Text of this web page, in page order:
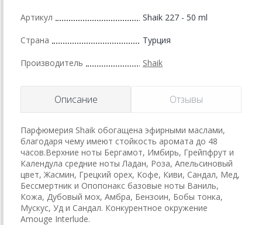
Артикул Shaik 227 - 50 ml
Страна Турция
Производитель Shaik
Описание Отзывы
Парфюмерия Shaik обогащена эфирными маслами,
благодаря чему имеют стойкость аромата до 48
часов.Верхние ноты Бергамот, Имбирь, Грейпфрут и
Календула средние ноты Ладан, Роза, Апельсиновый
цвет, Жасмин, Грецкий орех, Кофе, Киви, Сандал, Мед,
Бессмертник и Опопонакс базовые ноты Ваниль,
Кожа, Дубовый мох, Амбра, Бензоин, Бобы тонка,
Мускус, Уд и Сандал. Конкурентное окружение
Amouge Interlude.